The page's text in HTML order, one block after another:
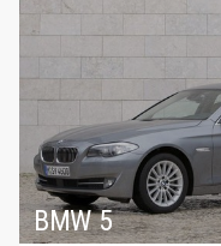
BMW 5